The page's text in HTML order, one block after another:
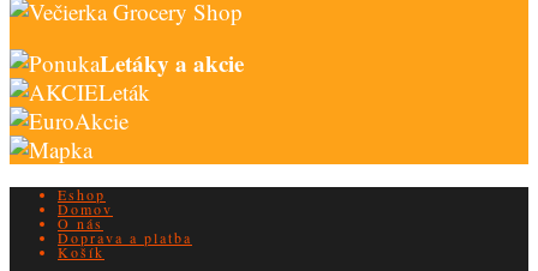
Letáky a akcie
Leták
Akcie
Eshop
Domov
O nás
Doprava a platba
Košík